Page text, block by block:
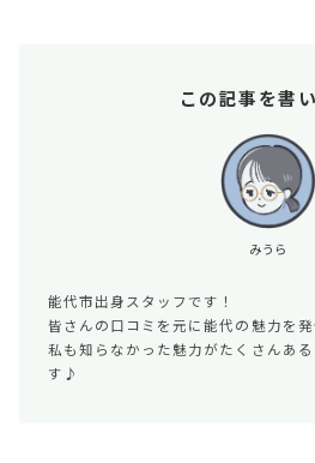
この記事を書
みうら
能代市出身スタッフです！
皆さんの口コミを元に能代の魅力を発
私も知らなかった魅力がたくさんあ
す♪